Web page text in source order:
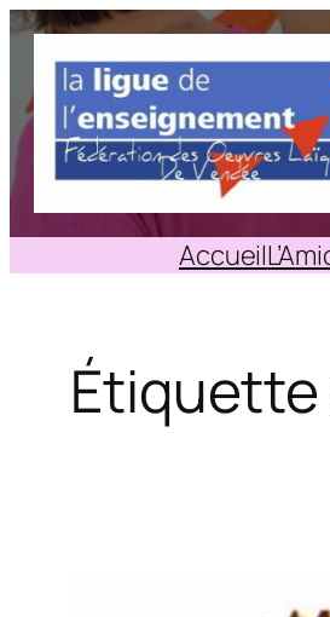
Aller
contenu
Accueil
Étiquette